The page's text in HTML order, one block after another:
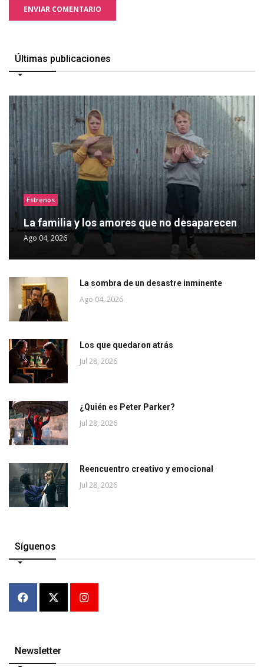
ENVIAR COMENTARIO
Últimas publicaciones
Estrenos
La familia y los amores que no desaparecen
Ago 04, 2026
La sombra de un desastre inminente
Ago 04, 2026
Los que quedaron atrás
Jul 28, 2026
¿Quién es Peter Parker?
Jul 28, 2026
Reencuentro creativo y emocional
Jul 28, 2026
Síguenos
Newsletter